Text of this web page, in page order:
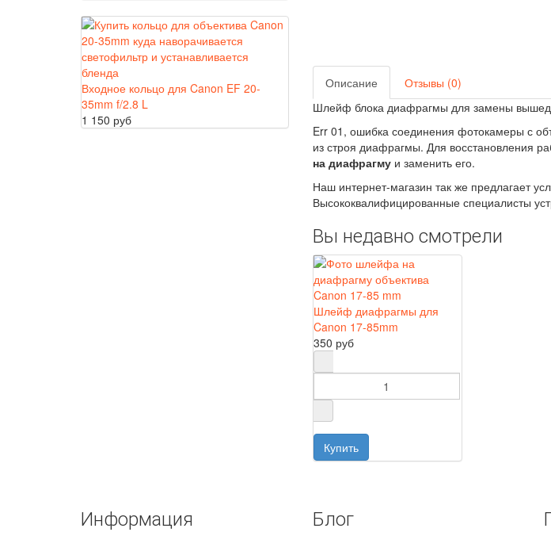
Описание
Отзывы (0)
Шлейф блока диафрагмы для замены
Err 01, ошибка соединения фотокамеры с
из строя диафрагмы. Для восстановления
на диафрагмуи заменить его.
Наш интернет-магазин так же предлагает
Высококвалифицированные специалисты
Вы недавно смотрели
Шлейф диафрагмы для
Canon 17-85mm
350 руб
Входное кольцо для Canon EF 20-
35mm f/2.8 L
1 150 руб
Информация Блог